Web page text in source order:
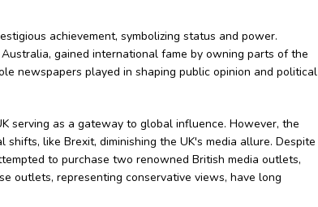
achievement, symbolizing status and power.
gained international fame by owning parts of the
newspapers played in shaping public opinion and political
serving as a gateway to global influence. However, the
like Brexit, diminishing the UK's media allure. Despite
to purchase two renowned British media outlets,
outlets, representing conservative views, have long